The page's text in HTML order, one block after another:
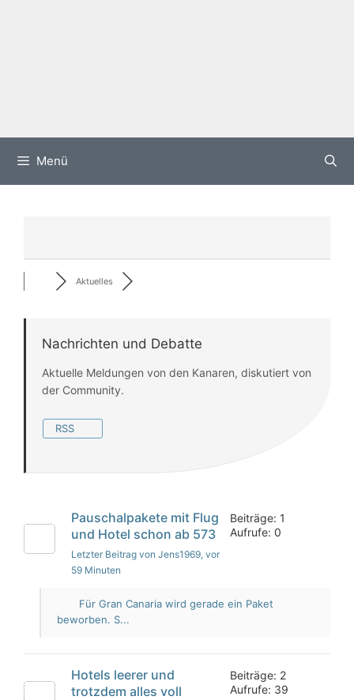
Menü
Aktuelles
Nachrichten und Debatte
Aktuelle Meldungen von den Kanaren, diskutiert von
der Community.
RSS
Pauschalpakete mit Flug
und Hotel schon ab 573
Letzter Beitrag von Jens1969, vor
59 Minuten
Beiträge: 1
Aufrufe: 0
Für Gran Canaria wird gerade ein Paket
beworben. S...
Hotels leerer und
trotzdem alles voll
Beiträge: 2
Aufrufe: 39